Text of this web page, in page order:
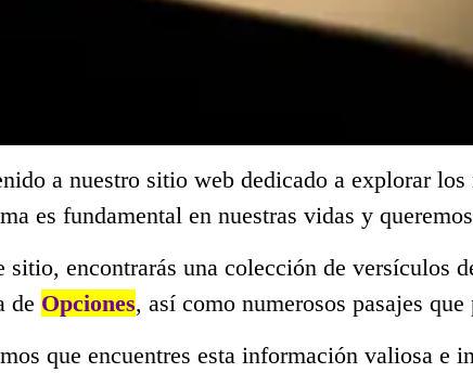
a nuestro sitio web dedicado a explorar
es fundamental en nuestras vidas y
sitio, encontrarás una colección de versículos
de Opciones, así como numerosos pasajes
que encuentres esta información valiosa e